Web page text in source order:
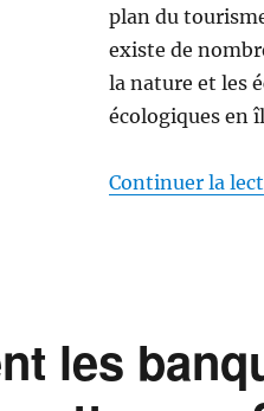
plan du
existe de
la nature et les
écologiques en
Continuer la
les